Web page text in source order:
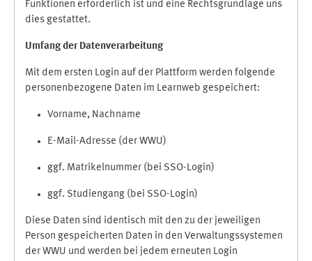
Funktionen erforderlich ist und eine Rechtsgrundlage uns
dies gestattet.
Umfang der Datenverarbeitung
Mit dem ersten Login auf der Plattform werden folgende
personenbezogene Daten im Learnweb gespeichert:
Vorname, Nachname
E-Mail-Adresse (der WWU)
ggf. Matrikelnummer (bei SSO-Login)
ggf. Studiengang (bei SSO-Login)
Diese Daten sind identisch mit den zu der jeweiligen
Person gespeicherten Daten in den Verwaltungssystemen
der WWU und werden bei jedem erneuten Login